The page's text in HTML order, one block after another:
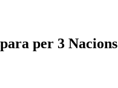
per 3 Nacions